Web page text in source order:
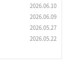
2026.06.10
2026.06.09
2026.05.27
2026.05.22